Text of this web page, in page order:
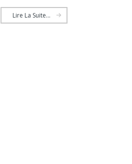
Lire La Suite...